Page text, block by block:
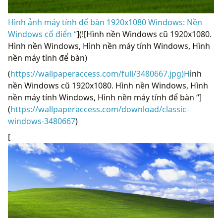
Hình ảnh máy tính để bàn 1920x1080 Windows: Nền
Windows cổ điển “](![Hình nền Windows cũ 1920x1080.
Hình nền Windows, Hình nền máy tính Windows, Hình
nền máy tính để bàn)
(https://wallpaperaccess.com/full/3480667.jpg)Hình
nền Windows cũ 1920x1080. Hình nền Windows, Hình
nền máy tính Windows, Hình nền máy tính để bàn “]
(https://wallpaperaccess.com/download/classic-
windows-3480667)
[